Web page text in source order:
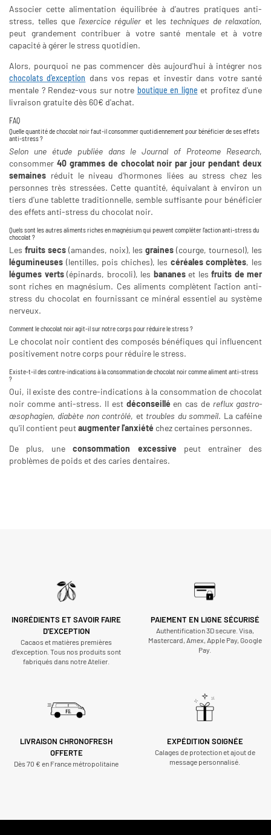
Associer cette alimentation équilibrée à d'autres pratiques anti-
stress, telles que l'exercice régulieret les techniques de relaxation,
peut grandement contribuer à votre santé mentale et à votre
capacité à gérer le stress quotidien.
Alors, pourquoi ne pas commencer dès aujourd'hui à intégrer nos
chocolats d'exception dans vos repas et investir dans votre santé
mentale ? Rendez-vous sur notre boutique en ligne et profitez d'une
livraison gratuite dès 60€ d'achat.
FAQ
Quelle quantité de chocolat noir faut-il consommer quotidiennement pour bénéficier de ses effets
anti-stress ?
Selon une étude publiée dans le Journal of Proteome Research,
consommer 40 grammes de chocolat noir par jour pendant deux
semaines réduit le niveau d'hormones liées au stress chez les
personnes très stressées. Cette quantité, équivalant à environ un
tiers d'une tablette traditionnelle, semble suffisante pour bénéficier
des effets anti-stress du chocolat noir.
Quels sont les autres aliments riches en magnésium qui peuvent compléter l'action anti-stress du
chocolat ?
Les fruits secs(amandes, noix), lesgraines (courge, tournesol), les
légumineuses (lentilles, pois chiches), les céréales complètes, les
légumes verts(épinards, brocoli), les bananeset les fruits de mer
sont riches en magnésium. Ces aliments complètent l'action anti-
stress du chocolat en fournissant ce minéral essentiel au système
nerveux.
Comment le chocolat noir agit-il sur notre corps pour réduire le stress ?
Le chocolat noir contient des composés bénéfiques qui influencent
positivement notre corps pour réduire le stress.
Existe-t-il des contre-indications à la consommation de chocolat noir comme aliment anti-stress
?
Oui, il existe des contre-indications à la consommation de chocolat
noir comme anti-stress. Il est déconseillé en cas de reflux gastro-
œsophagien, diabète non contrôlé, et troubles du sommeil. La caféine
qu'il contient peutaugmenter l'anxiété chez certaines personnes.
De plus, uneconsommation excessive peut entraîner des
problèmes de poids et des caries dentaires.
INGRÉDIENTS ET SAVOIR FAIRE
D'EXCEPTION
Cacaos et matières premières
d’exception. Tous nos produits sont
fabriqués dans notre Atelier.
PAIEMENT EN LIGNE SÉCURISÉ
Authentification 3D secure. Visa,
Mastercard, Amex, Apple Pay, Google
Pay.
LIVRAISON CHRONOFRESH
OFFERTE
Dès 70 € en France métropolitaine
EXPÉDITION SOIGNÉE
Calages de protection et ajout de
message personnalisé.